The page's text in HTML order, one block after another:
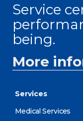
Service
being.
More
Services
Medical Services